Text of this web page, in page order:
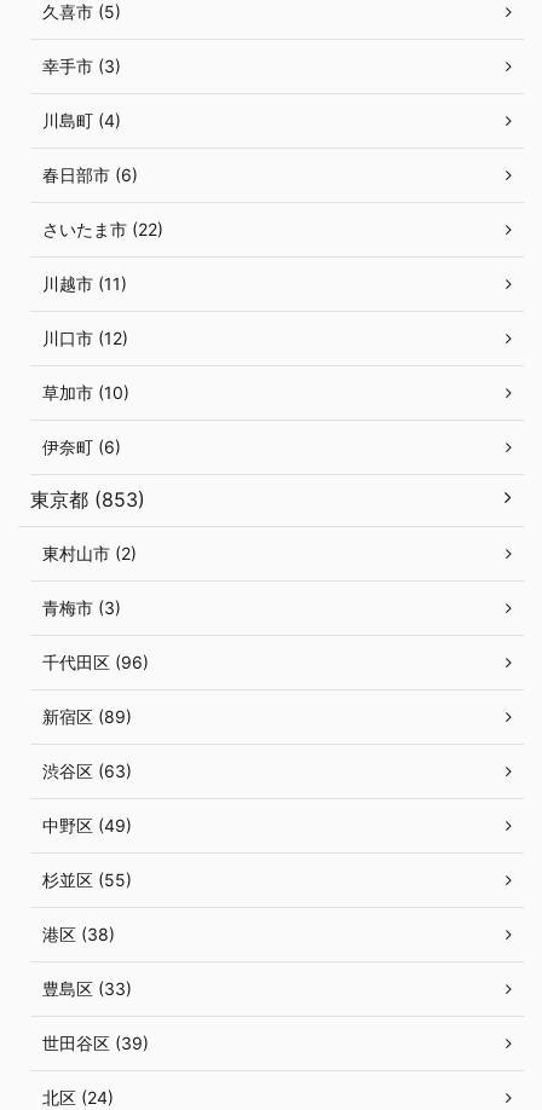
久喜市 (5)
幸手市 (3)
川島町 (4)
春日部市 (6)
さいたま市 (22)
川越市 (11)
川口市 (12)
草加市 (10)
伊奈町 (6)
東京都 (853)
東村山市 (2)
青梅市 (3)
千代田区 (96)
新宿区 (89)
渋谷区 (63)
中野区 (49)
杉並区 (55)
港区 (38)
豊島区 (33)
世田谷区 (39)
北区 (24)